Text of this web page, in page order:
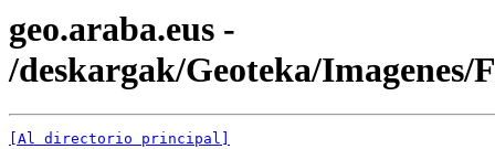
geo.araba.eus -
/deskargak/Geoteka/Imagenes/
[Al directorio principal]